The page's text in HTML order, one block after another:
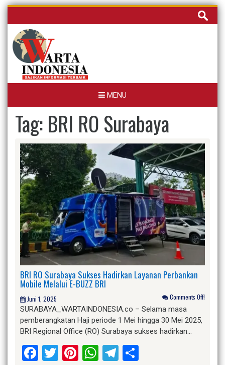
Skip
content
Cari
untuk:
MENU
Tag: BRI RO Surabaya
BRI RO Surabaya Sukses Hadirkan Layanan Perbankan
Mobile Melalui E-BUZZ BRI
Juni 1, 2025 Comments Off!
SURABAYA_WARTAINDONESIA.co – Selama masa
pemberangkatan Haji periode 1 Mei hingga 30 Mei 2025,
BRI Regional Office (RO) Surabaya sukses hadirkan…
Facebook
Twitter
Pinterest
WhatsApp
Telegram